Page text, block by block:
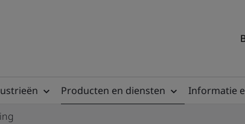
Producten en diensten Informatie